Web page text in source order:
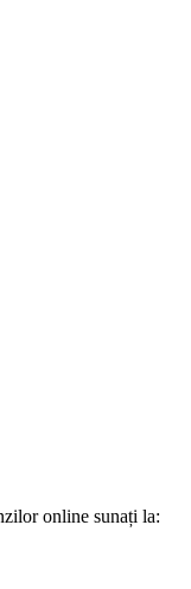
online sunați la: